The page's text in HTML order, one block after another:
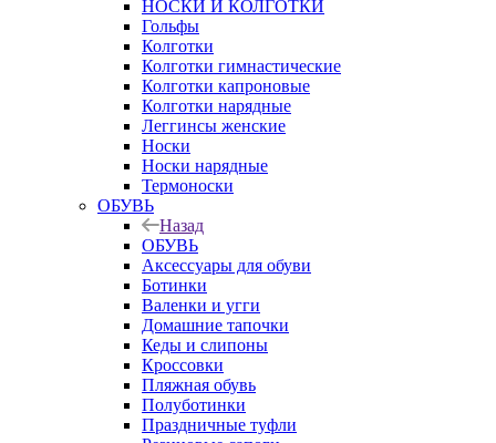
НОСКИ И КОЛГОТКИ
Гольфы
Колготки
Колготки гимнастические
Колготки капроновые
Колготки нарядные
Леггинсы женские
Носки
Носки нарядные
Термоноски
ОБУВЬ
Назад
ОБУВЬ
Аксессуары для обуви
Ботинки
Валенки и угги
Домашние тапочки
Кеды и слипоны
Кроссовки
Пляжная обувь
Полуботинки
Праздничные туфли